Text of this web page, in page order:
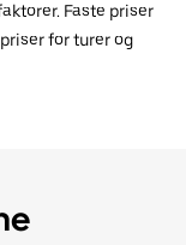
Faste priser
for turer og